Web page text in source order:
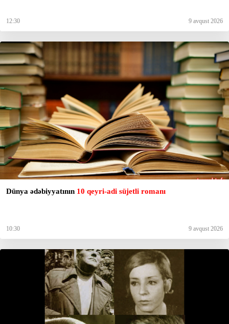
12:30 9 avqust 2026
Dünya ədəbiyyatının 10 qeyri-adi süjetli romanı
10:30 9 avqust 2026